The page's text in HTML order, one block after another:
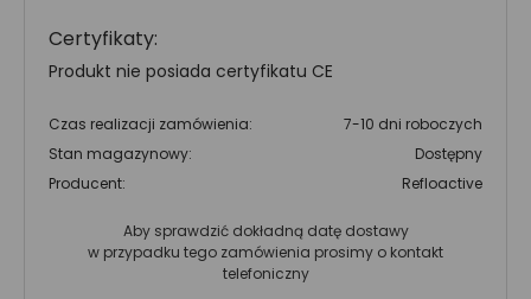
Certyfikaty:
Produkt nie posiada certyfikatu CE
Czas realizacji zamówienia:
7-10 dni roboczych
Stan magazynowy:
Dostępny
Producent:
Refloactive
Aby sprawdzić dokładną datę dostawy
w przypadku tego zamówienia prosimy o kontakt
telefoniczny